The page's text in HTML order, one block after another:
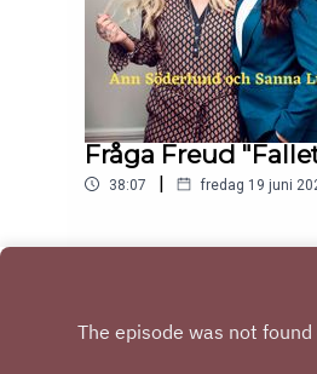
Fråga Freud
38:07 | fredag 19 juni